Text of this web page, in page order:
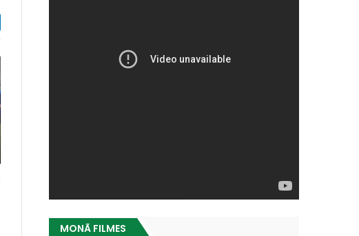
MONÃ FILMES